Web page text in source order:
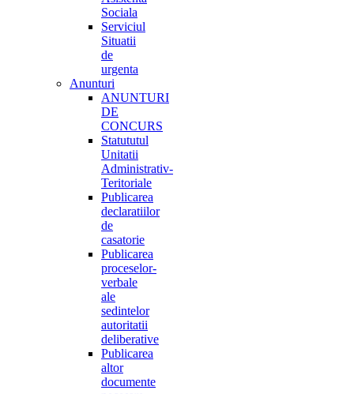
Sociala
Serviciul
Situatii
de
urgenta
Anunturi
ANUNTURI
DE
CONCURS
Statututul
Unitatii
Administrativ-
Teritoriale
Publicarea
declaratiilor
de
casatorie
Publicarea
proceselor-
verbale
ale
sedintelor
autoritatii
deliberative
Publicarea
altor
documente